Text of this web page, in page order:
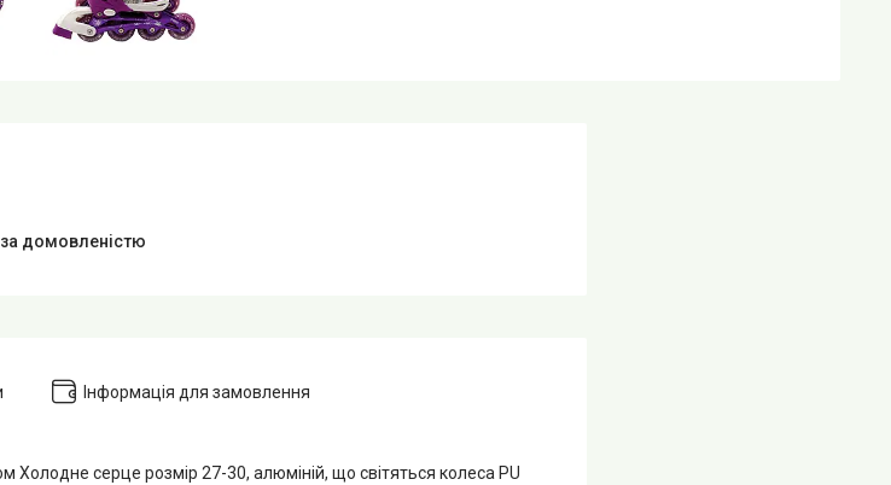
за домовленістю
Інформація для замовлення
Холодне серце розмір 27-30, алюміній, що світяться колеса PU